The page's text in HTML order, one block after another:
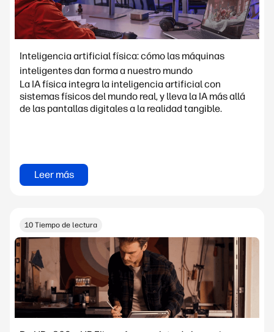
Inteligencia artificial física: cómo las máquinas
inteligentes dan forma a nuestro mundo
La IA física integra la inteligencia artificial con
sistemas físicos del mundo real, y lleva la IA más allá
de las pantallas digitales a la realidad tangible.
Leer más
10 Tiempo de lectura